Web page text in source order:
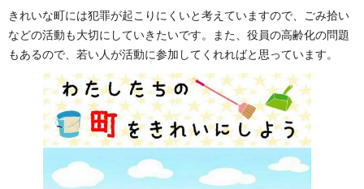
きれいな町には犯罪が起こりにくいと考えていますので、ごみ拾い
などの活動も大切にしていきたいです。また、役員の高齢化の問題
もあるので、若い人が活動に参加してくれればと思っています。